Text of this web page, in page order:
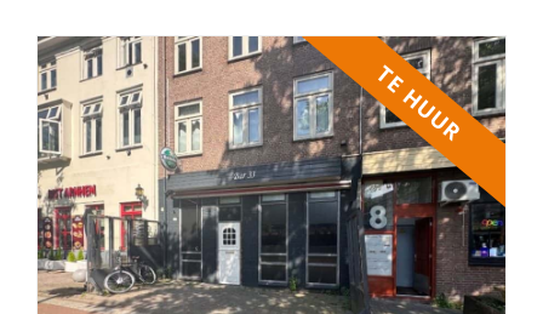
n
a
v
i
a
t
i
o
n
TE HUUR